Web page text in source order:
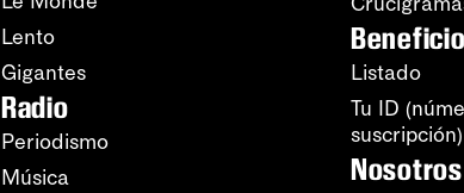
Lento
Gigantes
Radio
Periodismo
Música
Listado
Tu ID
suscripción)
Nosotros